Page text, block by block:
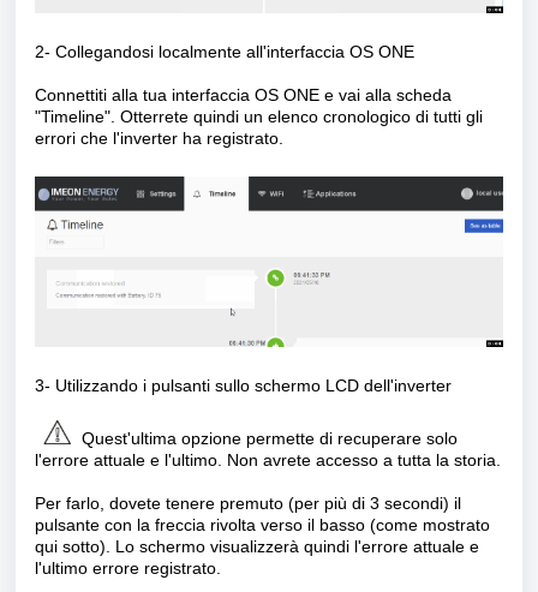
2- Collegandosi localmente all'interfaccia OS ONE
Connettiti alla tua interfaccia OS ONE e vai alla scheda
"Timeline". Otterrete quindi un elenco cronologico di tutti gli
errori che l'inverter ha registrato.
3- Utilizzando i pulsanti sullo schermo LCD dell'inverter
Quest'ultima opzione permette di recuperare solo
l'errore attuale e l'ultimo. Non avrete accesso a tutta la storia.
Per farlo, dovete tenere premuto (per più di 3 secondi) il
pulsante con la freccia rivolta verso il basso (come mostrato
qui sotto). Lo schermo visualizzerà quindi l'errore attuale e
l'ultimo errore registrato.